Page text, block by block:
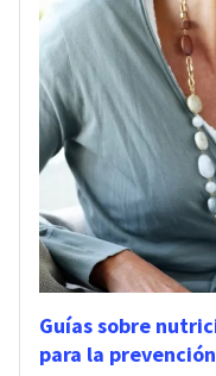
Guías sobre
para la